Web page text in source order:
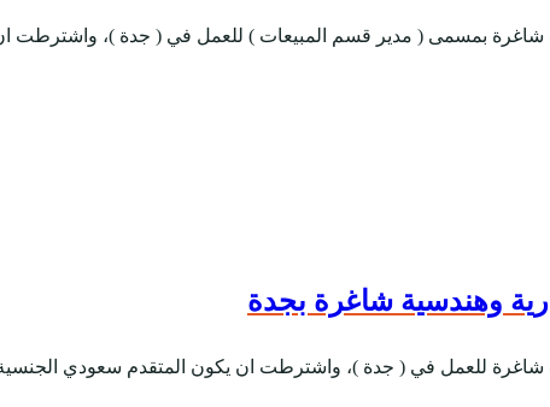
شاغرة بمسمى ( مدير قسم المبيعات ) للعمل في ( جدة )، واشترطت
وهندسية شاغرة بجدة
للعمل في ( جدة )، واشترطت ان يكون المتقدم سعودي